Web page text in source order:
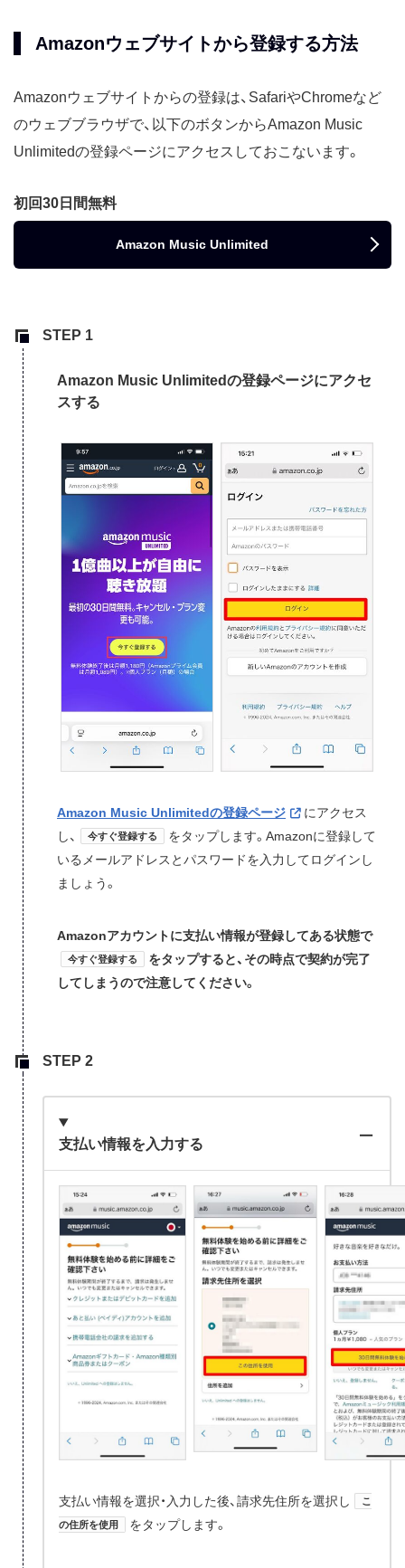
Amazonウェブサイトから登録する方法
Amazonウェブサイトからの登録は、SafariやChromeなど
のウェブブラウザで、以下のボタンからAmazon Music
Unlimitedの登録ページにアクセスしておこないます。
初回30日間無料
Amazon Music Unlimited
Amazon Music Unlimitedの登録ページにアクセ
スする
Amazon Music Unlimitedの登録ページ
にアクセス
し、
今すぐ登録する
をタップします。Amazonに登録して
いるメールアドレスとパスワードを入力してログインし
ましょう。
Amazonアカウントに支払い情報が登録してある状態で
今すぐ登録する
をタップすると、その時点で契約が完了
してしまうので注意してください。
支払い情報を入力する
支払い情報を選択・入力した後、請求先住所を選択し こ
の住所を使用 をタップします。